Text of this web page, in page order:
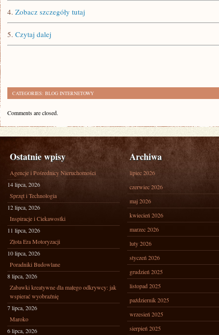
4. Zobacz szczegóły tutaj
5. Czytaj dalej
CATEGORIES: BLOG INTERNETOWY
Comments are closed.
Ostatnie wpisy
Agencje i Pośrednicy Nieruchomości
14 lipca, 2026
Sprzęt i Technologia
12 lipca, 2026
Inspiracje i Ciekawostki
11 lipca, 2026
Złota Era Motoryzacji
10 lipca, 2026
Poradniki Budowlane
8 lipca, 2026
Zabawki kreatywne dla małego odkrywcy: jak
wspierać wyobraźnię
7 lipca, 2026
Maroko
6 lipca, 2026
Archiwa
lipiec 2026
czerwiec 2026
maj 2026
kwiecień 2026
marzec 2026
luty 2026
styczeń 2026
grudzień 2025
listopad 2025
październik 2025
wrzesień 2025
sierpień 2025